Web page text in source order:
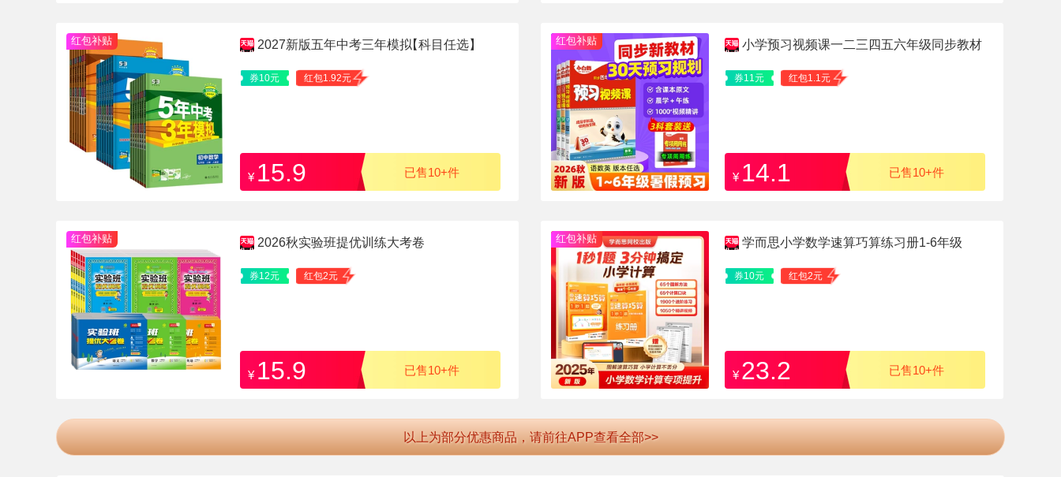
红包补贴 2027新版五年中考三年模拟【科目任选】
券10元 红包1.92元
¥ 15.9 已售10+件
红包补贴 小学预习视频课一二三四五六年级同步教材
券11元 红包1.1元
¥ 14.1 已售10+件
红包补贴 2026秋实验班提优训练大考卷
券12元 红包2元
¥ 15.9 已售10+件
红包补贴 学而思小学数学速算巧算练习册1-6年级
券10元 红包2元
¥ 23.2 已售10+件
以上为部分优惠商品，请前往APP查看全部>>